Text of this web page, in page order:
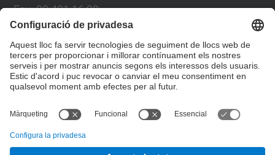
Fax:93 401 16 22
Directori UPC
Formulari de contacte